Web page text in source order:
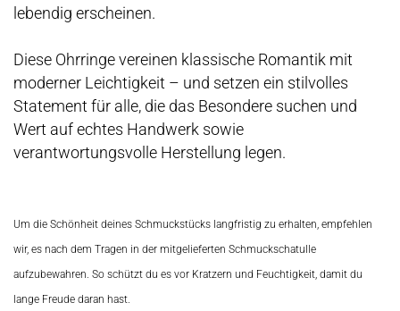
lebendig erscheinen.
Diese Ohrringe vereinen klassische Romantik mit
moderner Leichtigkeit – und setzen ein stilvolles
Statement für alle, die das Besondere suchen und
Wert auf echtes Handwerk sowie
verantwortungsvolle Herstellung legen.
Um die Schönheit deines Schmuckstücks langfristig zu erhalten, empfehlen
wir, es nach dem Tragen in der mitgelieferten Schmuckschatulle
aufzubewahren. So schützt du es vor Kratzern und Feuchtigkeit, damit du
lange Freude daran hast.